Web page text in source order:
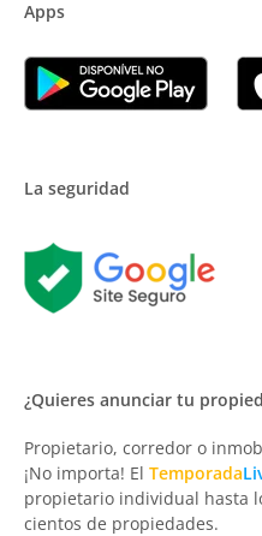
Apps
La seguridad
¿Quieres anunciar tu
Propietario, corredor o
¡No importa! El Temporada
propietario individual hasta
cientos de propiedades.